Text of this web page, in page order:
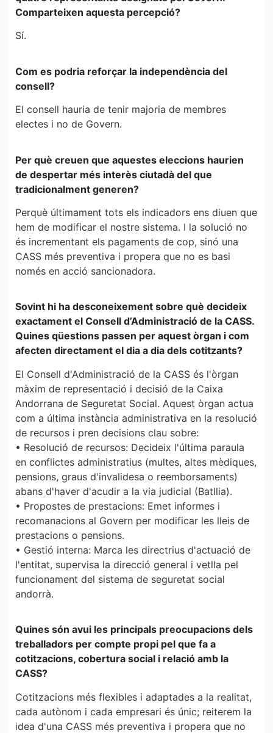
Comparteixen aquesta percepció?
Sí.
Com es podria reforçar la independència del
consell?
El consell hauria de tenir majoria de membres
electes i no de Govern.
Per què creuen que aquestes eleccions haurien
de despertar més interès ciutadà del que
tradicionalment generen?
Perquè últimament tots els indicadors ens diuen que
hem de modificar el nostre sistema. I la solució no
és incrementant els pagaments de cop, sinó una
CASS més preventiva i propera que no es basi
només en acció sancionadora.
Sovint hi ha desconeixement sobre què decideix
exactament el Consell d’Administració de la CASS.
Quines qüestions passen per aquest òrgan i com
afecten directament el dia a dia dels cotitzants?
El Consell d'Administració de la CASS és l'òrgan
màxim de representació i decisió de la Caixa
Andorrana de Seguretat Social. Aquest òrgan actua
com a última instància administrativa en la resolució
de recursos i pren decisions clau sobre:
• Resolució de recursos: Decideix l'última paraula
en conflictes administratius (multes, altes mèdiques,
pensions, graus d'invalidesa o reemborsaments)
abans d'haver d'acudir a la via judicial (Batllia).
• Propostes de prestacions: Emet informes i
recomanacions al Govern per modificar les lleis de
prestacions o pensions.
• Gestió interna: Marca les directrius d'actuació de
l'entitat, supervisa la direcció general i vetlla pel
funcionament del sistema de seguretat social
andorrà.
Quines són avui les principals preocupacions dels
treballadors per compte propi pel que fa a
cotitzacions, cobertura social i relació amb la
CASS?
Cotitzacions més flexibles i adaptades a la realitat,
cada autònom i cada empresari és únic; reiterem la
idea d'una CASS més preventiva i propera que no